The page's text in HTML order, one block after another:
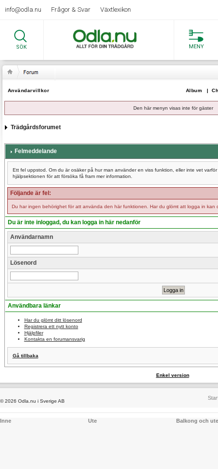
info@odla.nu Frågor & Svar Växtlexikon
SÖK MENY
Användarvillkor Album |
Den här menyn visas inte för gäster
Trädgårdsforumet
Felmeddelande
Ett fel uppstod. Om du är osäker på hur man använder en viss funktion, eller inte vet
hjälpsektionen för att försöka få fram mer information.
Följande är fel:
Du har ingen behörighet för att använda den här funktionen. Har du glömt att logga in kan
Du är inte inloggad, du kan logga in här nedanför
Användarnamn
Lösenord
Användbara länkar
Har du glömt ditt lösenord
Registrera ett nytt konto
Hjälpfiler
Kontakta en forumansvarig
Gå tillbaka
Enkel version
© 2026 Odla.nu i Sverige AB
Inne Ute Balkong och